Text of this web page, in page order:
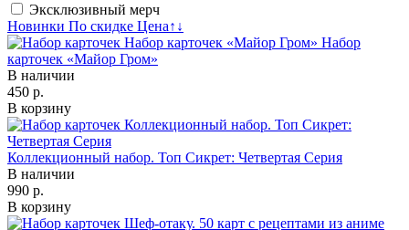
Эксклюзивный мерч
Новинки По скидке Цена↑ ↓
Набор
карточек «Майор Гром»
В наличии
450 р.
В корзину
Коллекционный набор. Топ Сикрет: Четвертая Серия
В наличии
990 р.
В корзину